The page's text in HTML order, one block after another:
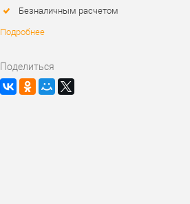
Безналичным расчетом
Подробнее
Поделиться